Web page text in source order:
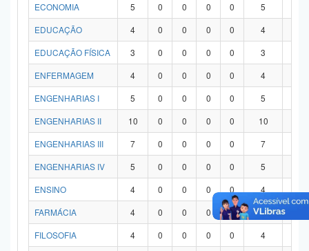
ECONOMIA
5 0 0 0 0 5
EDUCAÇÃO
4 0 0 0 0 4
EDUCAÇÃO FÍSICA
3 0 0 0 0 3
ENFERMAGEM
4 0 0 0 0 4
ENGENHARIAS I
5 0 0 0 0 5
ENGENHARIAS II
10 0 0 0 0 10
ENGENHARIAS III
7 0 0 0 0 7
ENGENHARIAS IV
5 0 0 0 0 5
ENSINO
4 0 0 0 0 4
FARMÁCIA
4 0 0 0 0 4
FILOSOFIA
4 0 0 0 0 4